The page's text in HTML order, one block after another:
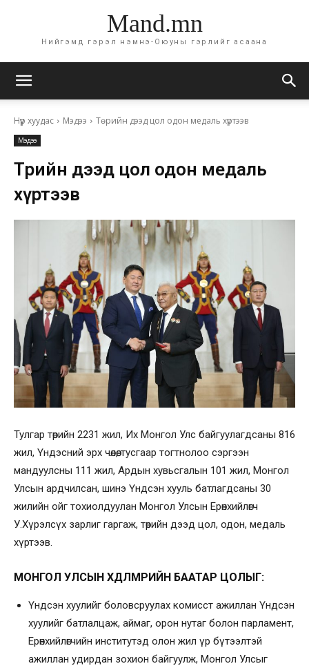
Mand.mn
Нийгэмд гэрэл нэмнэ-Оюуны гэрлийг асаана
Нүүр хуудас Мэдээ Төрийн дээд цол одон медаль хүртээв
Мэдээ
Төрийн дээд цол одон медаль
хүртээв
Тулгар төрийн 2231 жил, Их Монгол Улс байгуулагдсаны 816
жил, Үндэсний эрх чөлөө, тусгаар тогтнолоо сэргээн
мандуулсны 111 жил, Ардын хувьсгалын 101 жил, Монгол
Улсын ардчилсан, шинэ Үндсэн хууль батлагдсаны 30
жилийн ойг тохиолдуулан Монгол Улсын Ерөнхийлөгч
У.Хүрэлсүх зарлиг гаргаж, төрийн дээд цол, одон, медаль
хүртээв.
МОНГОЛ УЛСЫН ХӨДӨЛМӨРИЙН БААТАР ЦОЛЫГ:
Үндсэн хуулийг боловсруулах комисст ажиллан Үндсэн
хуулийг батлалцаж, аймаг, орон нутаг болон парламент,
Ерөнхийлөгчийн институтэд олон жил үр бүтээлтэй
ажиллан удирдан зохион байгуулж, Монгол Улсыг